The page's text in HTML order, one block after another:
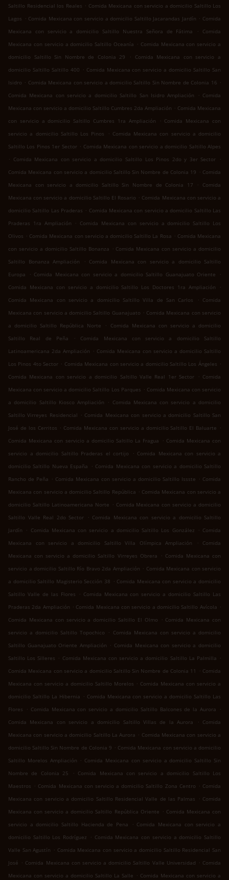
Saltillo Residencial los Reales . Comida Mexicana con servicio a domicilio Saltillo Los
Lagos . Comida Mexicana con servicio a domicilio Saltillo Jacarandas Jardín . Comida
Mexicana con servicio a domicilio Saltillo Nuestra Señora de Fátima
.
Comida
Mexicana con servicio a domicilio Saltillo Oceanía . Comida Mexicana con servicio a
domicilio Saltillo Sin Nombre de Colonia 29
.
Comida Mexicana con servicio a
domicilio Saltillo Saltillo 400 . Comida Mexicana con servicio a domicilio Saltillo San
Isidro . Comida Mexicana con servicio a domicilio Saltillo Sin Nombre de Colonia 16 .
Comida Mexicana con servicio a domicilio Saltillo San Isidro Ampliación
. Comida
Mexicana con servicio a domicilio Saltillo Cumbres 2da Ampliación . Comida Mexicana
con servicio a domicilio Saltillo Cumbres 1ra Ampliación
. Comida Mexicana con
servicio a domicilio Saltillo Los Pinos
. Comida Mexicana con servicio a domicilio
Saltillo Los Pinos 1er Sector . Comida Mexicana con servicio a domicilio Saltillo Alpes
. Comida Mexicana con servicio a domicilio Saltillo Los Pinos 2do y 3er Sector
.
Comida Mexicana con servicio a domicilio Saltillo Sin Nombre de Colonia 19 . Comida
Mexicana con servicio a domicilio Saltillo Sin Nombre de Colonia 17
.
Comida
Mexicana con servicio a domicilio Saltillo El Rosario . Comida Mexicana con servicio a
domicilio Saltillo Las Praderas . Comida Mexicana con servicio a domicilio Saltillo Las
Praderas 1ra Ampliación
. Comida Mexicana con servicio a domicilio Saltillo Los
Olivos . Comida Mexicana con servicio a domicilio Saltillo La Rosa . Comida Mexicana
con servicio a domicilio Saltillo Bonanza . Comida Mexicana con servicio a domicilio
Saltillo Bonanza Ampliación
. Comida Mexicana con servicio a domicilio Saltillo
Europa
. Comida Mexicana con servicio a domicilio Saltillo Guanajuato Oriente
.
Comida Mexicana con servicio a domicilio Saltillo Los Doctores 1ra Ampliación
.
Comida Mexicana con servicio a domicilio Saltillo Villa de San Carlos
. Comida
Mexicana con servicio a domicilio Saltillo Guanajuato . Comida Mexicana con servicio
a domicilio Saltillo República Norte
.
Comida Mexicana con servicio a domicilio
Saltillo Real de Peña
.
Comida Mexicana con servicio a domicilio Saltillo
Latinoamericana 2da Ampliación . Comida Mexicana con servicio a domicilio Saltillo
Los Pinos 4to Sector . Comida Mexicana con servicio a domicilio Saltillo Los Ángeles .
Comida Mexicana con servicio a domicilio Saltillo Valle Real 1er Sector
. Comida
Mexicana con servicio a domicilio Saltillo Los Parques . Comida Mexicana con servicio
a domicilio Saltillo Kiosco Ampliación
. Comida Mexicana con servicio a domicilio
Saltillo Virreyes Residencial . Comida Mexicana con servicio a domicilio Saltillo San
José de los Cerritos . Comida Mexicana con servicio a domicilio Saltillo El Baluarte .
Comida Mexicana con servicio a domicilio Saltillo La Fragua
. Comida Mexicana con
servicio a domicilio Saltillo Praderas el cortijo
. Comida Mexicana con servicio a
domicilio Saltillo Nueva España
. Comida Mexicana con servicio a domicilio Saltillo
Rancho de Peña . Comida Mexicana con servicio a domicilio Saltillo Issste . Comida
Mexicana con servicio a domicilio Saltillo República . Comida Mexicana con servicio a
domicilio Saltillo Latinoamericana Norte . Comida Mexicana con servicio a domicilio
Saltillo Valle Real 2do Sector
. Comida Mexicana con servicio a domicilio Saltillo
Jardín
. Comida Mexicana con servicio a domicilio Saltillo Los González . Comida
Mexicana con servicio a domicilio Saltillo Villa Olímpica Ampliación
.
Comida
Mexicana con servicio a domicilio Saltillo Virreyes Obrera
. Comida Mexicana con
servicio a domicilio Saltillo Río Bravo 2da Ampliación . Comida Mexicana con servicio
a domicilio Saltillo Magisterio Sección 38 . Comida Mexicana con servicio a domicilio
Saltillo Valle de las Flores
. Comida Mexicana con servicio a domicilio Saltillo Las
Praderas 2da Ampliación . Comida Mexicana con servicio a domicilio Saltillo Avícola .
Comida Mexicana con servicio a domicilio Saltillo El Olmo
. Comida Mexicana con
servicio a domicilio Saltillo Topochico
. Comida Mexicana con servicio a domicilio
Saltillo Guanajuato Oriente Ampliación . Comida Mexicana con servicio a domicilio
Saltillo Los Silleres . Comida Mexicana con servicio a domicilio Saltillo La Palmilla .
Comida Mexicana con servicio a domicilio Saltillo Sin Nombre de Colonia 11
. Comida
Mexicana con servicio a domicilio Saltillo Morelos . Comida Mexicana con servicio a
domicilio Saltillo La Hibernia . Comida Mexicana con servicio a domicilio Saltillo Las
Flores
. Comida Mexicana con servicio a domicilio Saltillo Balcones de la Aurora
.
Comida Mexicana con servicio a domicilio Saltillo Villas de la Aurora
. Comida
Mexicana con servicio a domicilio Saltillo La Aurora . Comida Mexicana con servicio a
domicilio Saltillo Sin Nombre de Colonia 9 . Comida Mexicana con servicio a domicilio
Saltillo Morelos Ampliación . Comida Mexicana con servicio a domicilio Saltillo Sin
Nombre de Colonia 25
. Comida Mexicana con servicio a domicilio Saltillo Los
Maestros . Comida Mexicana con servicio a domicilio Saltillo Zona Centro . Comida
Mexicana con servicio a domicilio Saltillo Residencial Valle de las Palmas
. Comida
Mexicana con servicio a domicilio Saltillo República Oriente . Comida Mexicana con
servicio a domicilio Saltillo Hacienda de Pena
. Comida Mexicana con servicio a
domicilio Saltillo Los Rodríguez
. Comida Mexicana con servicio a domicilio Saltillo
Valle San Agustín . Comida Mexicana con servicio a domicilio Saltillo Residencial San
José . Comida Mexicana con servicio a domicilio Saltillo Valle Universidad . Comida
Mexicana con servicio a domicilio Saltillo La Salle . Comida Mexicana con servicio a